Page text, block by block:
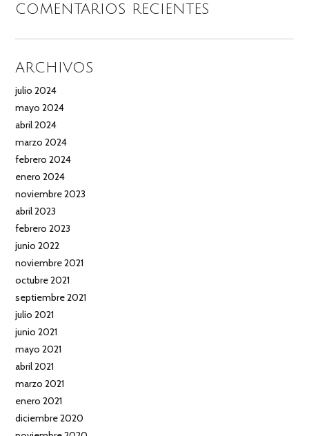
COMENTARIOS RECIENTES
ARCHIVOS
julio 2024
mayo 2024
abril 2024
marzo 2024
febrero 2024
enero 2024
noviembre 2023
abril 2023
febrero 2023
junio 2022
noviembre 2021
octubre 2021
septiembre 2021
julio 2021
junio 2021
mayo 2021
abril 2021
marzo 2021
enero 2021
diciembre 2020